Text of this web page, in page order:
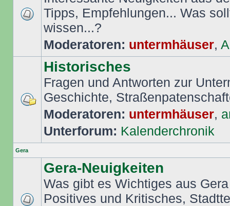
Tipps, Empfehlungen... Was
wissen...?
Moderatoren: untermhäuser,
Historisches
Fragen und Antworten zur
Geschichte,
Moderatoren: untermhäuser,
Unterforum: Kalenderchronik
Gera
Gera-Neuigkeiten
Was gibt es Wichtiges aus
Positives und Kritisches,